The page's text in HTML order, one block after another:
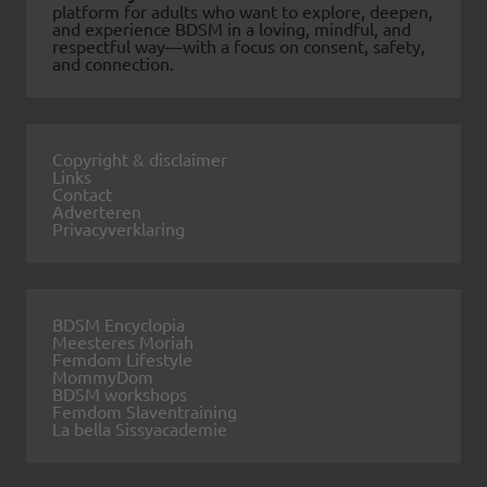
platform for adults who want to explore, deepen,
and experience BDSM in a loving, mindful, and
respectful way—with a focus on consent, safety,
and connection.
Copyright & disclaimer
Links
Contact
Adverteren
Privacyverklaring
BDSM Encyclopia
Meesteres Moriah
Femdom Lifestyle
MommyDom
BDSM workshops
Femdom Slaventraining
La bella Sissyacademie